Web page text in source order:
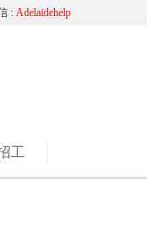
: Adelaidehelp
工